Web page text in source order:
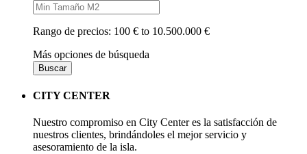
Rango de precios: 100 € to 10.500.000 €
Más opciones de búsqueda
Buscar
CITY CENTER
Nuestro compromiso en City Center es la satisfacción de
nuestros clientes, brindándoles el mejor servicio y
asesoramiento de la isla.